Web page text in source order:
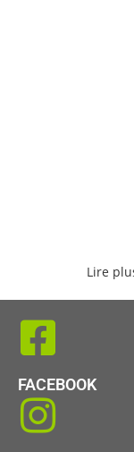
Lire
FACEBOOK